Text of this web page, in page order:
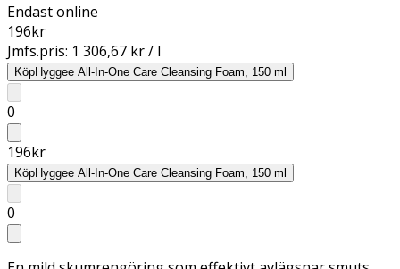
Endast online
196kr
Jmfs.pris: 1 306,67 kr / l
KöpHyggee All-In-One Care Cleansing Foam, 150 ml
0
196kr
KöpHyggee All-In-One Care Cleansing Foam, 150 ml
0